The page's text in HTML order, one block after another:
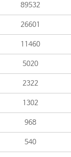
89532
26601
11460
5020
2322
1302
968
540